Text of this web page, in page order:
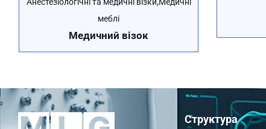
меблі
Медичний візок
Структура